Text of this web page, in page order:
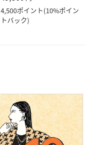
4,500ポイント(10%ポイン
トバック)